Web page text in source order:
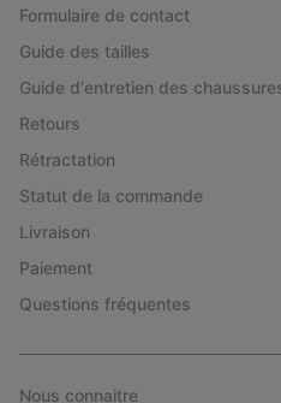
Formulaire de contact
Guide des tailles
Guide d'entretien des
Retours
Rétractation
Statut de la commande
Livraison
Paiement
Questions fréquentes
Nous connaitre